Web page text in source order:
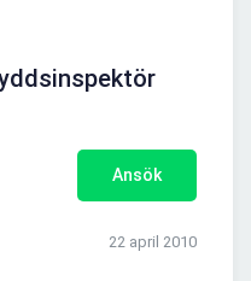
Ansök
22 april 2010